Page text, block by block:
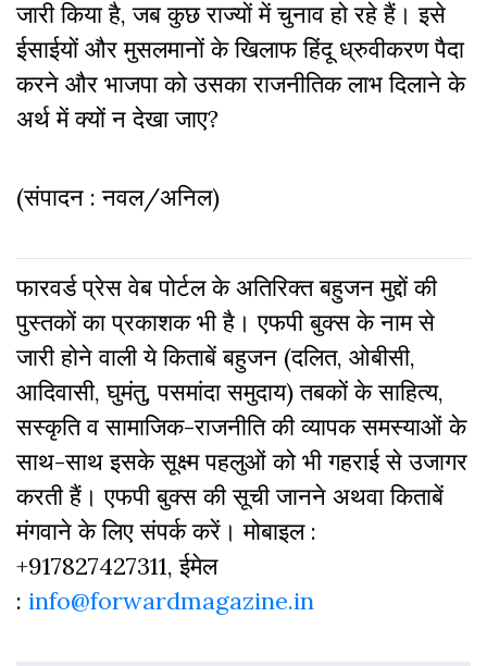
जारी किया है, जब कुछ राज्यों में चुनाव हो रहे हैं। इसे
ईसाईयों और मुसलमानों के खिलाफ हिंदू ध्रुवीकरण पैदा
करने और भाजपा को उसका राजनीतिक लाभ दिलाने के
अर्थ में क्यों न देखा जाए?
(संपादन : नवल/अनिल)
फारवर्ड प्रेस वेब पोर्टल के अतिरिक्‍त बहुजन मुद्दों की
पुस्‍तकों का प्रकाशक भी है। एफपी बुक्‍स के नाम से
जारी होने वाली ये किताबें बहुजन (दलित, ओबीसी,
आदिवासी, घुमंतु, पसमांदा समुदाय) तबकों के साहित्‍य,
सस्‍क‍ृति व सामाजिक-राजनीति की व्‍यापक समस्‍याओं के
साथ-साथ इसके सूक्ष्म पहलुओं को भी गहराई से उजागर
करती हैं। एफपी बुक्‍स की सूची जानने अथवा किताबें
मंगवाने के लिए संपर्क करें। मोबाइल :
+917827427311, ईमेल
: info@forwardmagazine.in